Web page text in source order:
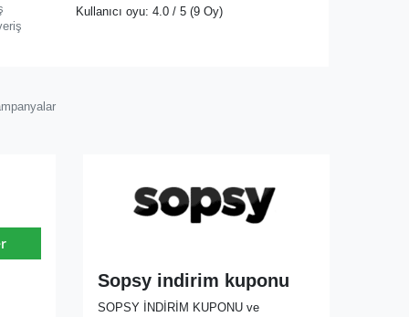
Kullanıcı oyu: 4.0/ 5 (9 Oy)
Sopsy indirim kuponu
SOPSY İNDİRİM KUPONU ve